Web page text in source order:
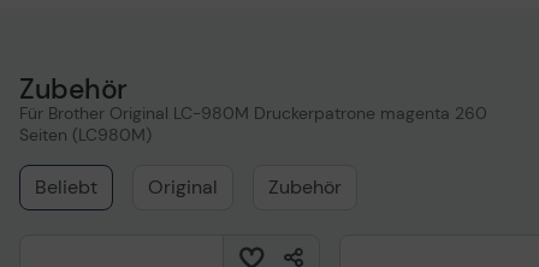
Zubehör
Für Brother Original LC-980M Druckerpatrone magenta 260
Seiten (LC980M)
Beliebt Original Zubehör